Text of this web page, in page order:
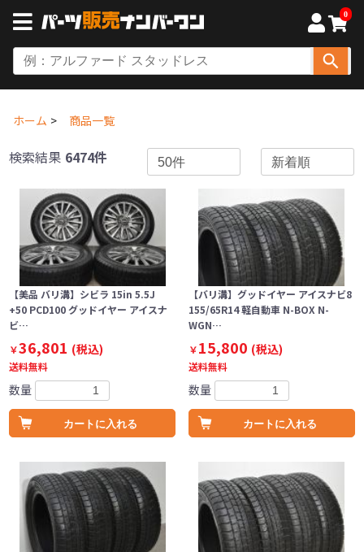
0
ホーム 商品一覧
検索結果 6474件
【美品 バリ溝】シビラ 15in 5.5J
+50 PCD100 グッドイヤー アイスナ
ビ…
￥36,801 (税込)
送料無料
数量
カートに入れる
【バリ溝】グッドイヤー アイスナビ8
155/65R14 軽自動車 N-BOX N-
WGN…
￥15,800 (税込)
送料無料
数量
カートに入れる